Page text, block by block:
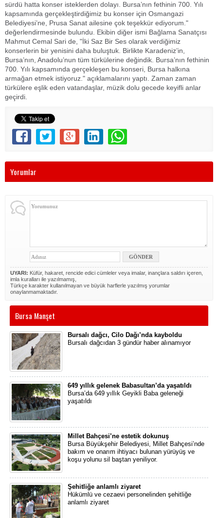
sürdü hatta konser isteklerden dolayı. Bursa’nın fethinin 700. Yılı
kapsamında gerçekleştirdiğimiz bu konser için Osmangazi
Belediyesi’ne, Prusa Sanat ailesine çok teşekkür ediyorum."
değerlendirmesinde bulundu. Ekibin diğer ismi Bağlama Sanatçısı
Mahmut Cemal Sari de, "İki Saz Bir Ses olarak verdiğimiz
konserlerin bir yenisini daha buluştuk. Birlikte Karadeniz’in,
Bursa’nın, Anadolu’nun tüm türkülerine değindik. Bursa’nın fethinin
700. Yılı kapsamında gerçekleşen bu konseri, Bursa halkına
armağan etmek istiyoruz." açıklamalarını yaptı. Zaman zaman
türkülere eşlik eden vatandaşlar, müzik dolu gecede keyifli anlar
geçirdi.
Yorumlar
UYARI: Küfür, hakaret, rencide edici cümleler veya imalar, inançlara saldırı içeren,
imla kuralları ile yazılmamış,
Türkçe karakter kullanılmayan ve büyük harflerle yazılmış yorumlar
onaylanmamaktadır.
Bursa Manşet
Bursalı dağcı, Cilo Dağı’nda kayboldu
Bursalı dağcıdan 3 gündür haber alınamıyor
649 yıllık gelenek Babasultan’da yaşatıldı
Bursa’da 649 yıllık Geyikli Baba geleneği
yaşatıldı
Millet Bahçesi’ne estetik dokunuş
Bursa Büyükşehir Belediyesi, Millet Bahçesi’nde
bakım ve onarım ihtiyacı bulunan yürüyüş ve
koşu yolunu sil baştan yeniliyor.
Şehitliğe anlamlı ziyaret
Hükümlü ve cezaevi personelinden şehitliğe
anlamlı ziyaret